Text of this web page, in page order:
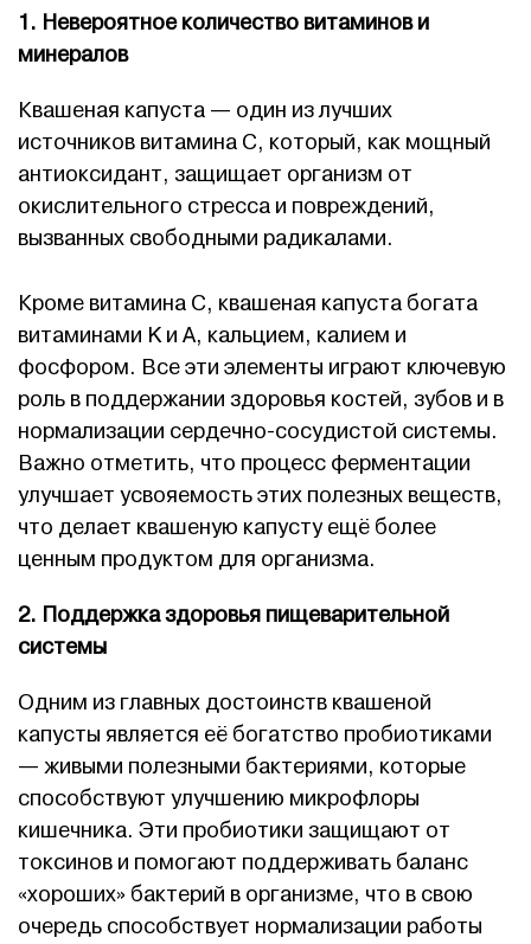
1. Невероятное количество витаминов и
минералов
Квашеная капуста — один из лучших
источников витамина C, который, как мощный
антиоксидант, защищает организм от
окислительного стресса и повреждений,
вызванных свободными радикалами.
Кроме витамина C, квашеная капуста богата
витаминами K и A, кальцием, калием и
фосфором. Все эти элементы играют ключевую
роль в поддержании здоровья костей, зубов и в
нормализации сердечно-сосудистой системы.
Важно отметить, что процесс ферментации
улучшает усвояемость этих полезных веществ,
что делает квашеную капусту ещё более
ценным продуктом для организма.
2. Поддержка здоровья пищеварительной
системы
Одним из главных достоинств квашеной
капусты является её богатство пробиотиками
— живыми полезными бактериями, которые
способствуют улучшению микрофлоры
кишечника. Эти пробиотики защищают от
токсинов и помогают поддерживать баланс
«хороших» бактерий в организме, что в свою
очередь способствует нормализации работы